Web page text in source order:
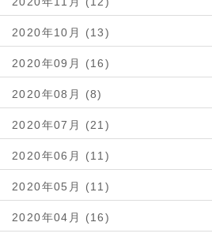
2020年10月 (13)
2020年09月 (16)
2020年08月 (8)
2020年07月 (21)
2020年06月 (11)
2020年05月 (11)
2020年04月 (16)